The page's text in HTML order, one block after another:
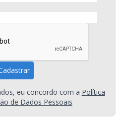
eu concordo com a Política
de Dados Pessoais